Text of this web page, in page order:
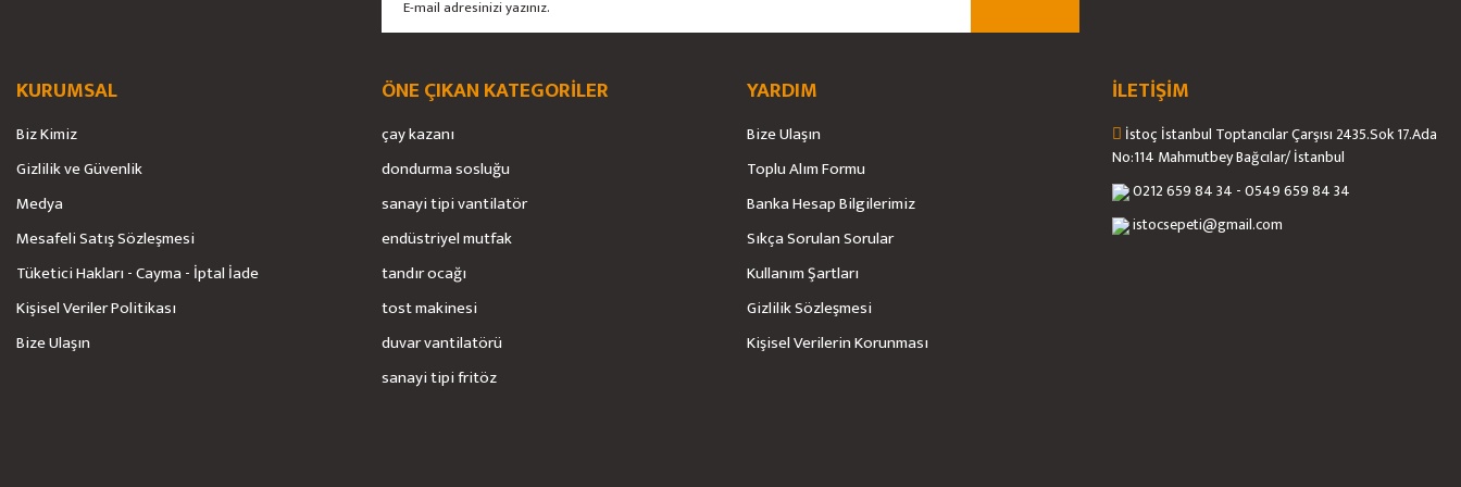
Gönder
KURUMSAL
Biz Kimiz
Gizlilik ve Güvenlik
Medya
Mesafeli Satış Sözleşmesi
Tüketici Hakları - Cayma - İptal İade
Kişisel Veriler Politikası
Bize Ulaşın
ÖNE ÇIKAN KATEGORİLER
çay kazanı
dondurma sosluğu
sanayi tipi vantilatör
endüstriyel mutfak
tandır ocağı
tost makinesi
duvar vantilatörü
sanayi tipi fritöz
YARDIM
Bize Ulaşın
Toplu Alım Formu
Banka Hesap Bilgilerimiz
Sıkça Sorulan Sorular
Kullanım Şartları
Gizlilik Sözleşmesi
Kişisel Verilerin Korunması
İLETİŞİM
İstoç İstanbul Toptancılar Çarşısı 2435.Sok 17.Ada
No:114 Mahmutbey Bağcılar/ İstanbul
0212 659 84 34 - 0549 659 84 34
istocsepeti@gmail.com